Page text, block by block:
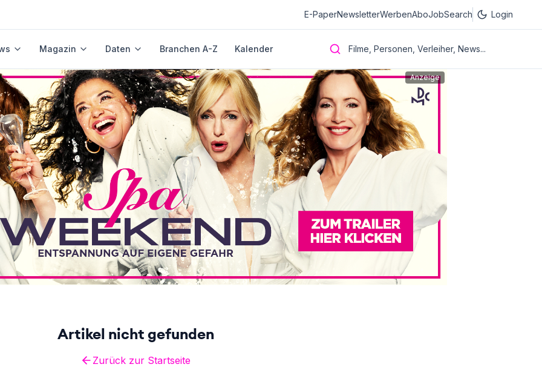
E-PaperNewsletterWerbenAboJobSearch Login
Magazin Daten Branchen A-Z Kalender Filme, Personen, Verleiher, News...
Anzeige
Artikel nicht gefunden
Zurück zur Startseite